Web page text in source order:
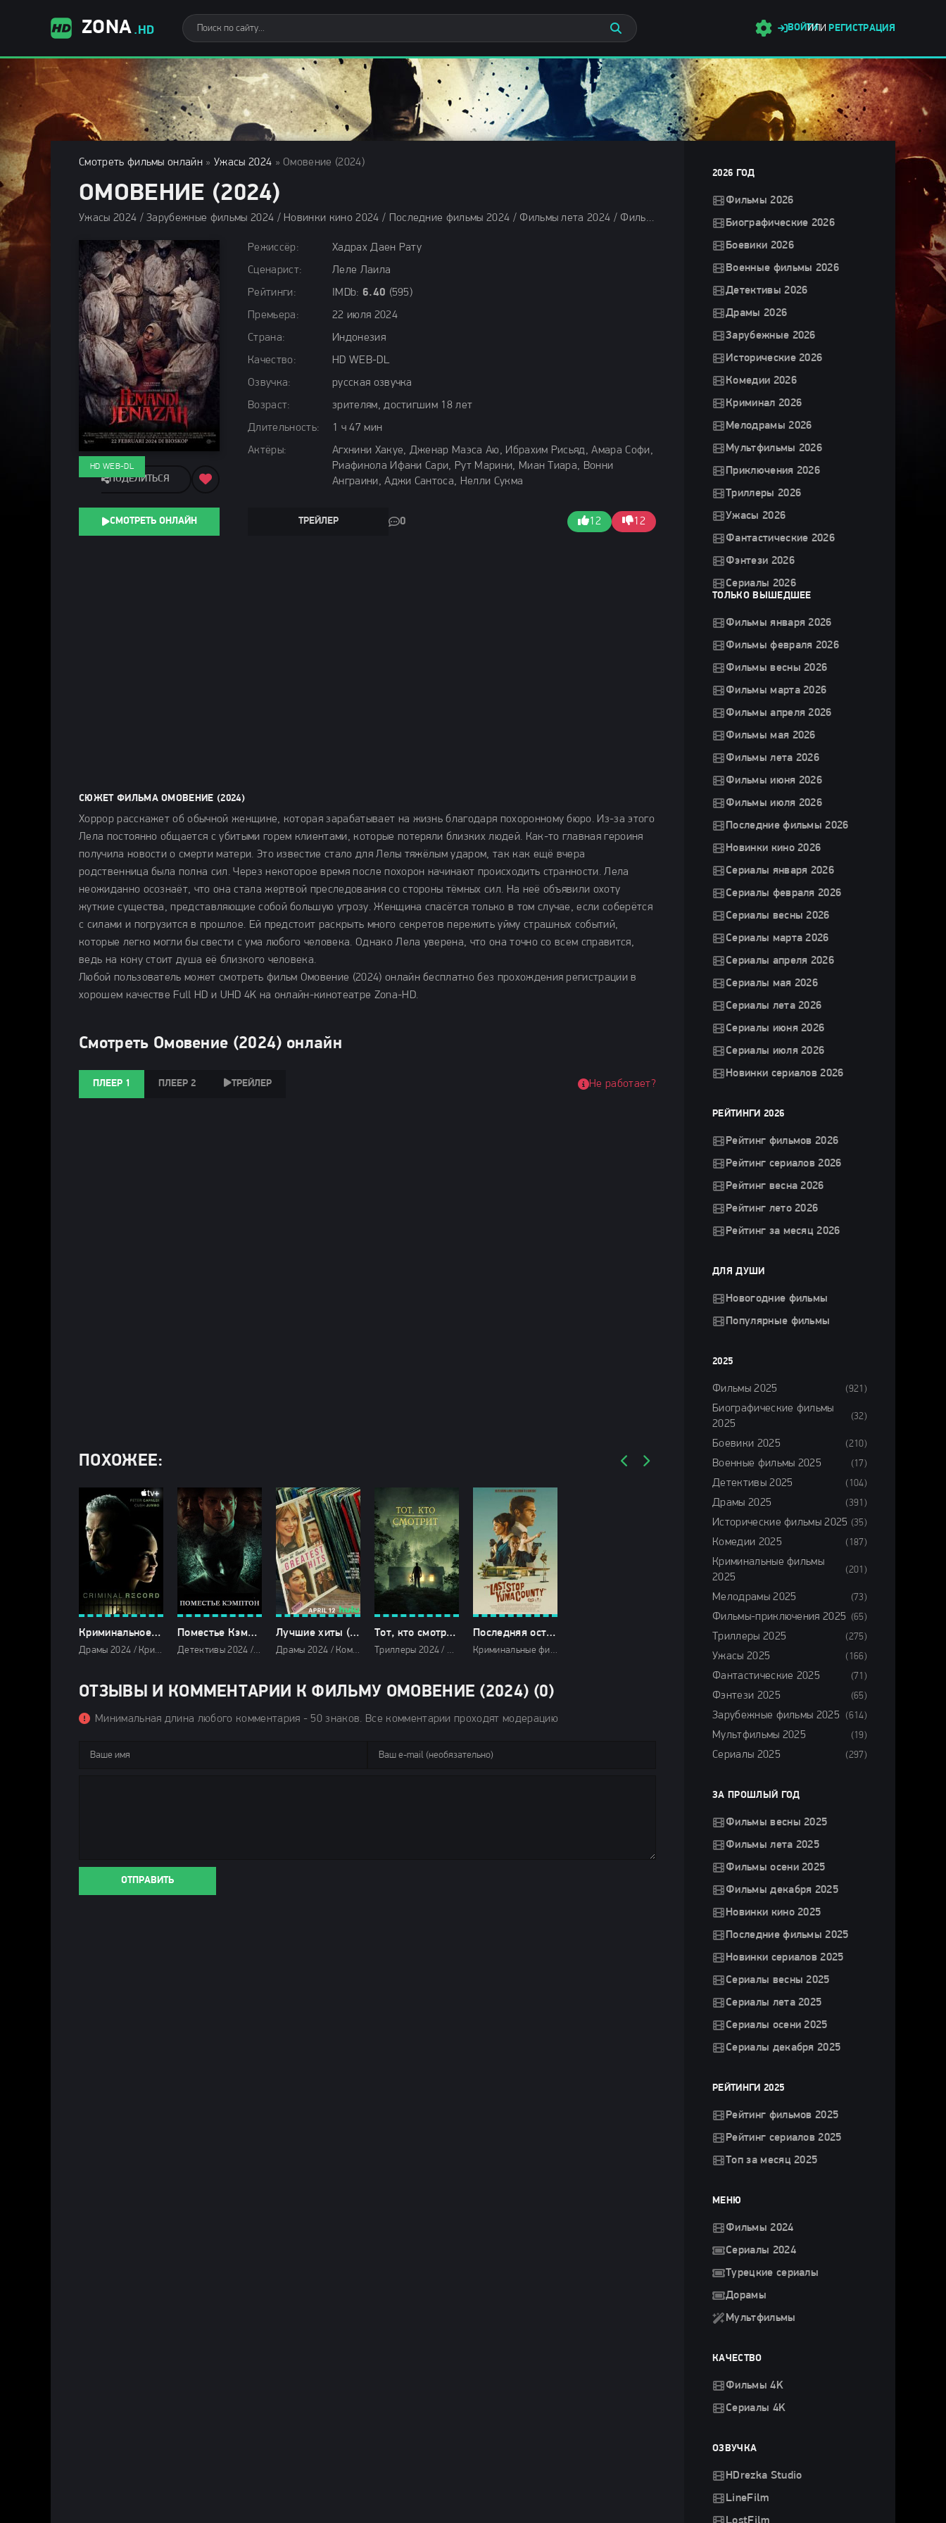
ZONA .HD ВОЙТИ
ИЛИ РЕГИСТРАЦИЯ
Смотреть фильмы онлайн »Ужасы 2024 » Омовение (2024)
ОМОВЕНИЕ (2024)
Ужасы 2024 / Зарубежные фильмы 2024 / Новинки кино 2024 / Последние фильмы 2024 / Фильмы лета 2024 / Фильмы 2024 / Смотреть фильмы онлайн
Режиссёр:
Хадрах Даен Рату
Сценарист:
Леле Лаила
Рейтинги:
IMDb: 6.40 (595)
Премьера:
22 июля 2024
Страна:
Индонезия
Качество:
HD WEB-DL
Озвучка:
русская озвучка
Возраст:
зрителям, достигшим 18 лет
Длительность:
1 ч 47 мин
Актёры:
Агхнини Хакуе, Дженар Маэса Аю, Ибрахим Рисьяд, Амара Софи,
Риафинола Ифани Сари, Рут Марини, Миан Тиара, Вонни
Анграини, Аджи Сантоса, Нелли Сукма
ТРЕЙЛЕР 0 12 12
HD WEB-DL
ПОДЕЛИТЬСЯ
СМОТРЕТЬ ОНЛАЙН
СЮЖЕТ ФИЛЬМА ОМОВЕНИЕ (2024)
Хоррор расскажет об обычной женщине, которая зарабатывает на жизнь благодаря похоронному бюро. Из-за этого
Лела постоянно общается с убитыми горем клиентами, которые потеряли близких людей. Как-то главная героиня
получила новости о смерти матери. Это известие стало для Лелы тяжёлым ударом, так как ещё вчера
родственница была полна сил. Через некоторое время после похорон начинают происходить странности. Лела
неожиданно осознаёт, что она стала жертвой преследования со стороны тёмных сил. На неё объявили охоту
жуткие существа, представляющие собой большую угрозу. Женщина спасётся только в том случае, если соберётся
с силами и погрузится в прошлое. Ей предстоит раскрыть много секретов пережить уйму страшных событий,
которые легко могли бы свести с ума любого человека. Однако Лела уверена, что она точно со всем справится,
ведь на кону стоит душа её близкого человека.
Любой пользователь может смотреть фильм Омовение (2024) онлайн бесплатно без прохождения регистрации в
хорошем качестве Full HD и UHD 4K на онлайн-кинотеатре Zona-HD.
Смотреть Омовение (2024) онлайн
ПЛЕЕР 1 ПЛЕЕР 2 ТРЕЙЛЕР Не работает?
ПОХОЖЕЕ:
Криминальное прошлое (2024)
Драмы 2024 / Криминальные фильмы 2024 / Триллеры 2024 / Сериалы 2024 / Новинки сериалов 2024 / Фильмы 2024 / Сериалы в озвучке HDrezka Studio / Смотреть фильмы онлайн
Поместье Кэмптон (2024)
Детективы 2024 / Триллеры 2024 / Ужасы 2024 / Зарубежные фильмы 2024 / Новинки кино 2024 / Последние фильмы 2024 / Фильмы лета 2024 / Фильмы 2024 / Популярные фильмы / Смотреть фильмы онлайн
Лучшие хиты (2024)
Драмы 2024 / Комедии 2024 / Мелодрамы 2024 / Фэнтези фильмы 2024 / Зарубежные фильмы 2024 / Новинки кино 2024 / Последние фильмы 2024 / Фильмы весны 2024 / Фильмы 2024 / Смотреть фильмы онлайн
Тот, кто смотрит (2024)
Триллеры 2024 / Зарубежные фильмы 2024 / Новинки кино 2024 / Последние фильмы 2024 / Фильмы 4K / Фильмы 2024 / Смотреть фильмы онлайн
Последняя остановка в округе Юма (2024)
Криминальные фильмы 2024 / Триллеры 2024 / Зарубежные фильмы 2024 / Новинки кино 2024 / Последние фильмы 2024 / Фильмы весны 2024 / Фильмы 2024 / Смотреть фильмы онлайн
ОТЗЫВЫ И КОММЕНТАРИИ К ФИЛЬМУ ОМОВЕНИЕ (2024) (0)
Минимальная длина любого комментария - 50 знаков. Все комментарии проходят модерацию
ОТПРАВИТЬ
2026 ГОД
Фильмы 2026
Биографические 2026
Боевики 2026
Военные фильмы 2026
Детективы 2026
Драмы 2026
Зарубежные 2026
Исторические 2026
Комедии 2026
Криминал 2026
Мелодрамы 2026
Мультфильмы 2026
Приключения 2026
Триллеры 2026
Ужасы 2026
Фантастические 2026
Фэнтези 2026
Сериалы 2026
ТОЛЬКО ВЫШЕДШЕЕ
Фильмы января 2026
Фильмы февраля 2026
Фильмы весны 2026
Фильмы марта 2026
Фильмы апреля 2026
Фильмы мая 2026
Фильмы лета 2026
Фильмы июня 2026
Фильмы июля 2026
Последние фильмы 2026
Новинки кино 2026
Сериалы января 2026
Сериалы февраля 2026
Сериалы весны 2026
Сериалы марта 2026
Сериалы апреля 2026
Сериалы мая 2026
Сериалы лета 2026
Сериалы июня 2026
Сериалы июля 2026
Новинки сериалов 2026
РЕЙТИНГИ 2026
Рейтинг фильмов 2026
Рейтинг сериалов 2026
Рейтинг весна 2026
Рейтинг лето 2026
Рейтинг за месяц 2026
ДЛЯ ДУШИ
Новогодние фильмы
Популярные фильмы
2025
Фильмы 2025 (921)
Биографические фильмы
2025
(32)
Боевики 2025 (210)
Военные фильмы 2025 (17)
Детективы 2025 (104)
Драмы 2025 (391)
Исторические фильмы 2025 (35)
Комедии 2025 (187)
Криминальные фильмы
2025
(201)
Мелодрамы 2025 (73)
Фильмы-приключения 2025 (65)
Триллеры 2025 (275)
Ужасы 2025 (166)
Фантастические 2025 (71)
Фэнтези 2025 (65)
Зарубежные фильмы 2025 (614)
Мультфильмы 2025 (19)
Сериалы 2025 (297)
ЗА ПРОШЛЫЙ ГОД
Фильмы весны 2025
Фильмы лета 2025
Фильмы осени 2025
Фильмы декабря 2025
Новинки кино 2025
Последние фильмы 2025
Новинки сериалов 2025
Сериалы весны 2025
Сериалы лета 2025
Сериалы осени 2025
Сериалы декабря 2025
РЕЙТИНГИ 2025
Рейтинг фильмов 2025
Рейтинг сериалов 2025
Топ за месяц 2025
МЕНЮ
Фильмы 2024
Сериалы 2024
Турецкие сериалы
Дорамы
Мультфильмы
КАЧЕСТВО
Фильмы 4K
Сериалы 4K
ОЗВУЧКА
HDrezka Studio
LineFilm